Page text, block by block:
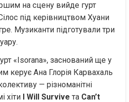
на сцену вийде гурт
під керівництвом Хуани
Музиканти підготували три
«Isorana», заснований ще у
керує Ана Глорія Карвахаль
— різноманітні
хіти I Will Survive та Can’t